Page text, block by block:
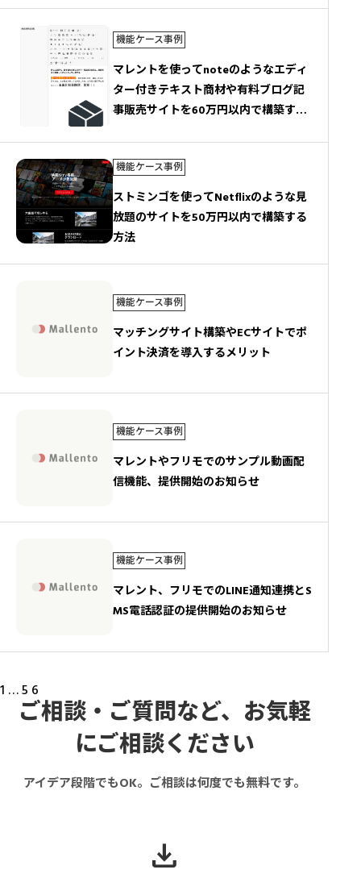
機能ケース事例
マレントを使ってnoteのようなエディ
ター付きテキスト商材や有料ブログ記
事販売サイトを60万円以内で構築する
機能ケース事例
ストミンゴを使ってNetflixのような見
放題のサイトを50万円以内で構築する
方法
機能ケース事例
マッチングサイト構築やECサイトでポ
イント決済を導入するメリット
機能ケース事例
マレントやフリモでのサンプル動画配
信機能、提供開始のお知らせ
機能ケース事例
マレント、フリモでのLINE通知連携とS
MS電話認証の提供開始のお知らせ
投
1 …5 6
ご相談・ご質問など、お気軽
にご相談ください
アイデア段階でもOK。ご相談は何度でも無料です。
download